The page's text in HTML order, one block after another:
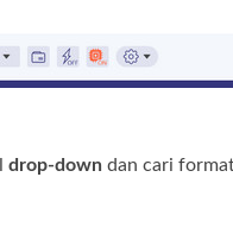
drop-down dan cari